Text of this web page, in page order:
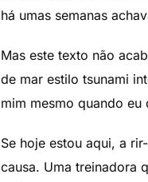
há umas semanas
Mas este texto não
de mar estilo tsunami
mim mesmo quando
Se hoje estou aqui, a
causa. Uma treinadora